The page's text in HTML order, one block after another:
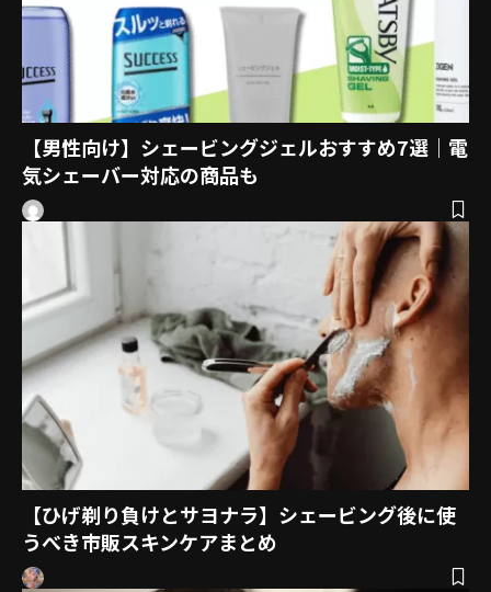
【男性向け】シェービングジェルおすすめ7選｜電
気シェーバー対応の商品も
【ひげ剃り負けとサヨナラ】シェービング後に使
うべき市販スキンケアまとめ